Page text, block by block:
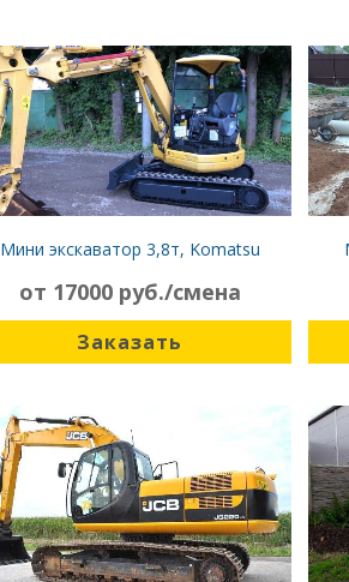
Мини экскаватор 3,8т, Komatsu
от 17000 руб./смена
Заказать